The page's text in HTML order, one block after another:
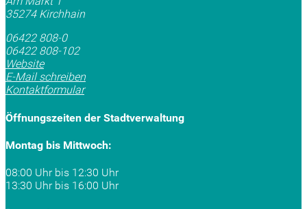
35274 Kirchhain
06422 808-0
06422 808-102
Website
E-Mail schreiben
Kontaktformular
Öffnungszeiten der Stadtverwaltung
Montag bis Mittwoch:
08:00 Uhr bis 12:30 Uhr
13:30 Uhr bis 16:00 Uhr